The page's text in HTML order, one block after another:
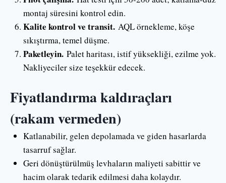
montaj süresini kontrol edin.
Kalite kontrol ve transit.AQL örnekleme, köşe
sıkıştırma, temel düşme.
Paketleyin.Palet haritası, istif yüksekliği, ezilme yok.
Nakliyeciler size teşekkür edecek.
Fiyatlandırma kaldıraçları
(rakam vermeden)
Katlanabilir, gelen depolamada ve giden hasarlarda
tasarruf sağlar.
Geri dönüştürülmüş levhaların maliyeti sabittir ve
hacim olarak tedarik edilmesi daha kolaydır.